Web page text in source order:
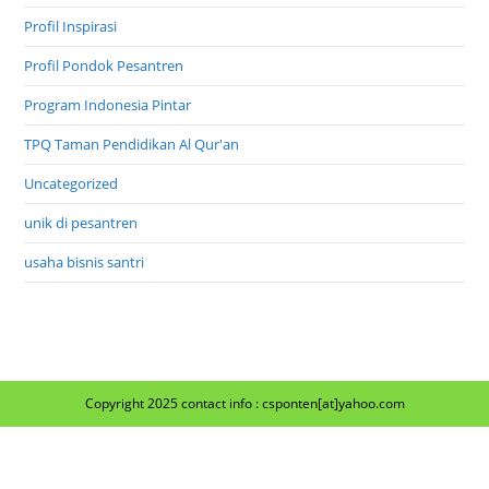
Profil Inspirasi
Profil Pondok Pesantren
Program Indonesia Pintar
TPQ Taman Pendidikan Al Qur'an
Uncategorized
unik di pesantren
usaha bisnis santri
Copyright 2025 contact info : csponten[at]yahoo.com